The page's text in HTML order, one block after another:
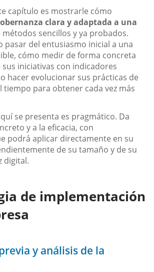
capítulo es mostrarle cómo
clara y adaptada a una
métodos sencillos y ya probados.
pasar del entusiasmo inicial a una
cómo medir de forma concreta
iniciativas con indicadores
hacer evolucionar sus prácticas de
tiempo para obtener cada vez más
se presenta es pragmático. Da
y a la eficacia, con
podrá aplicar directamente en su
de su tamaño y de su
digital.
de implementación
y análisis de la